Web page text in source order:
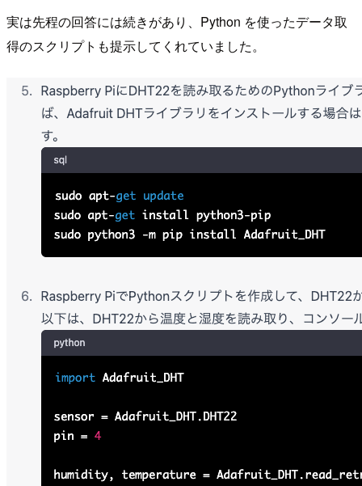
実は先程の回答には続きがあり、Python を使ったデータ取
得のスクリプトも提示してくれていました。